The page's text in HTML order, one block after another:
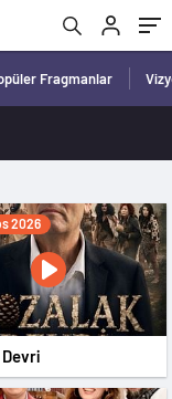
Fragmanlar
2026